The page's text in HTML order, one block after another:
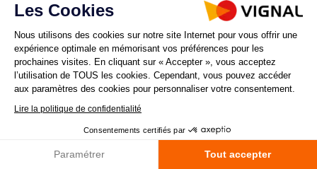
Voir/cacher les autres références
l'installation sur véhicule : une résistance intégrée pour le
contrôle de défaillance de l'indicateur, des connecteurs
Les Cookies
Nous utilisons des cookies sur notre site Internet pour vous offrir une
expérience optimale en mémorisant vos préférences pour les
prochaines visites. En cliquant sur « Accepter », vous acceptez
l’utilisation de TOUS les cookies. Cependant, vous pouvez accéder
aux paramètres des cookies pour personnaliser votre consentement.
Lire la politique de confidentialité
Consentements certifiés par
Paramétrer Tout accepter